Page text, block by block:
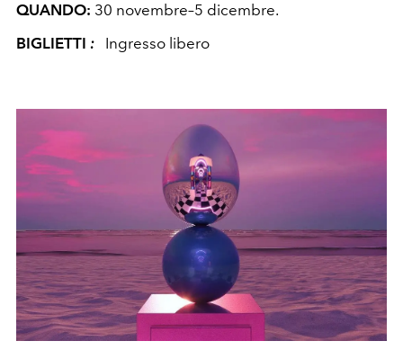
QUANDO: 30 novembre–5 dicembre.
BIGLIETTI : Ingresso libero